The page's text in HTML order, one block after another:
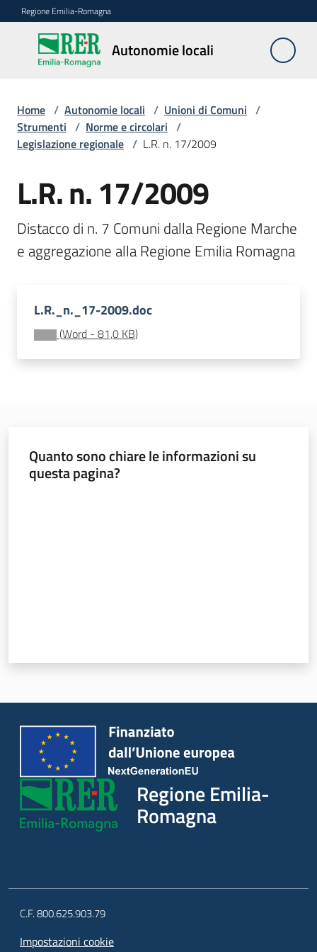
Vai al contenuto
Vai alla navigazione
Vai al footer
Regione Emilia-Romagna
Autonomie locali
Autonomie
locali
Riordino
territoriale
Unioni
di
Menu selezionato
Fusioni
Bilanci
degli
Enti
Argomenti
Home / Autonomie locali / Unioni di Comuni /
Strumenti / Norme e circolari /
Legislazione regionale / L.R. n. 17/2009
L.R. n. 17/2009
Distacco di n. 7 Comuni dalla Regione Marche
L.R._n._17-2009.doc
(Word - 81,0 KB)
Quanto sono chiare le informazioni su
questa pagina?
Regione Emilia-
Romagna
C.F. 800.625.903.79
Impostazioni cookie